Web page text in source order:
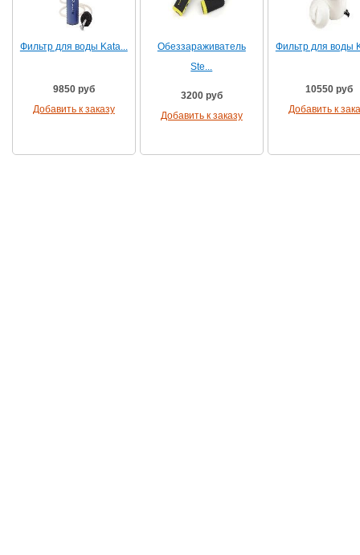
Фильтр для воды Kata...
9850 руб
Добавить к заказу
Обеззараживатель
Ste...
3200 руб
Добавить к заказу
Фильтр для воды
10550 руб
Добавить к